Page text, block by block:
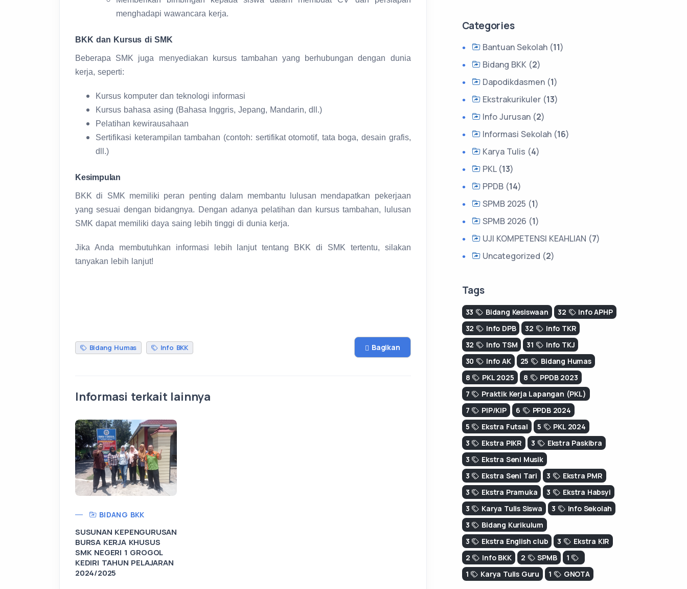
menghadapi wawancara kerja.
BKK dan Kursus di SMK
Beberapa SMK juga menyediakan kursus tambahan yang berhubungan dengan dunia
kerja, seperti:
Kursus komputer dan teknologi informasi
Kursus bahasa asing (Bahasa Inggris, Jepang, Mandarin, dll.)
Pelatihan kewirausahaan
Sertifikasi keterampilan tambahan (contoh: sertifikat otomotif, tata boga, desain grafis,
dll.)
Kesimpulan
BKK di SMK memiliki peran penting dalam membantu lulusan mendapatkan pekerjaan
yang sesuai dengan bidangnya. Dengan adanya pelatihan dan kursus tambahan, lulusan
SMK dapat memiliki daya saing lebih tinggi di dunia kerja.
Jika Anda membutuhkan informasi lebih lanjut tentang BKK di SMK tertentu, silakan
tanyakan lebih lanjut!
Bidang Humas Info BKK Bagikan
Informasi terkait lainnya
BIDANG BKK
SUSUNAN KEPENGURUSAN
BURSA KERJA KHUSUS
SMK NEGERI 1 GROGOL
KEDIRI TAHUN PELAJARAN
2024/2025
Categories
Bantuan Sekolah (11)
Bidang BKK (2)
Dapodikdasmen (1)
Ekstrakurikuler (13)
Info Jurusan (2)
Informasi Sekolah (16)
Karya Tulis (4)
PKL (13)
PPDB (14)
SPMB 2025 (1)
SPMB 2026 (1)
UJI KOMPETENSI KEAHLIAN (7)
Uncategorized (2)
Tags
33 Bidang Kesiswaan 32
Info APHP
32
Info DPB 32
Info TKR
32
Info TSM 31
Info TKJ
30
Info AK 25
Bidang Humas
8
PKL 2025 8
PPDB 2023
7
Praktik Kerja Lapangan (PKL)
7
PIP/KIP 6
PPDB 2024
5
Ekstra Futsal 5
PKL 2024
3
Ekstra PIKR 3
Ekstra Paskibra
3
Ekstra Seni Musik
3
Ekstra Seni Tari 3
Ekstra PMR
3
Ekstra Pramuka 3
Ekstra Habsyi
3
Karya Tulis Siswa 3
Info Sekolah
3
Bidang Kurikulum
3
Ekstra English club 3
Ekstra KIR
2
Info BKK 2 SPMB
1
1
Karya Tulis Guru 1 GNOTA